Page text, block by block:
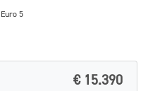
Euro 5
€ 15.390